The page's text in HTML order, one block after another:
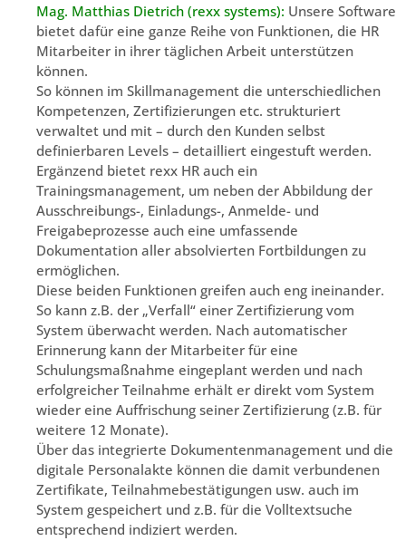
Mag. Matthias Dietrich (rexx systems): Unsere Software
bietet dafür eine ganze Reihe von Funktionen, die HR
Mitarbeiter in ihrer täglichen Arbeit unterstützen
können.
So können im Skillmanagement die unterschiedlichen
Kompetenzen, Zertifizierungen etc. strukturiert
verwaltet und mit – durch den Kunden selbst
definierbaren Levels – detailliert eingestuft werden.
Ergänzend bietet rexx HR auch ein
Trainingsmanagement, um neben der Abbildung der
Ausschreibungs-, Einladungs-, Anmelde- und
Freigabeprozesse auch eine umfassende
Dokumentation aller absolvierten Fortbildungen zu
ermöglichen.
Diese beiden Funktionen greifen auch eng ineinander.
So kann z.B. der „Verfall“ einer Zertifizierung vom
System überwacht werden. Nach automatischer
Erinnerung kann der Mitarbeiter für eine
Schulungsmaßnahme eingeplant werden und nach
erfolgreicher Teilnahme erhält er direkt vom System
wieder eine Auffrischung seiner Zertifizierung (z.B. für
weitere 12 Monate).
Über das integrierte Dokumentenmanagement und die
digitale Personalakte können die damit verbundenen
Zertifikate, Teilnahmebestätigungen usw. auch im
System gespeichert und z.B. für die Volltextsuche
entsprechend indiziert werden.